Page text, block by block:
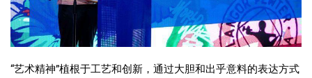
“艺术精神”植根于工艺和创新，通过大胆和出乎意料的表达方式